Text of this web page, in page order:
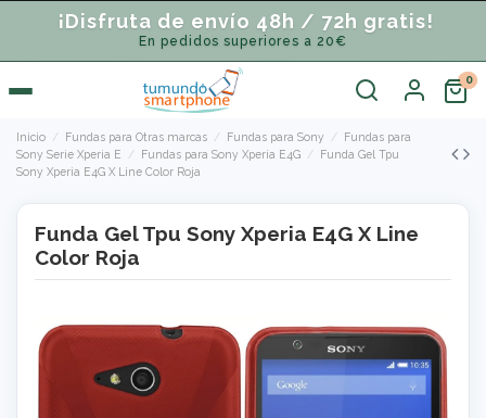
¡Disfruta de envío 48h / 72h gratis!
En pedidos superiores a 20€
Inicio Fundas para Otras marcas Fundas para Sony
Fundas para
Sony Serie Xperia E
Fundas para Sony Xperia E4G
Funda Gel Tpu
Sony Xperia E4G X Line Color Roja
Funda Gel Tpu Sony Xperia E4G X Line
Color Roja